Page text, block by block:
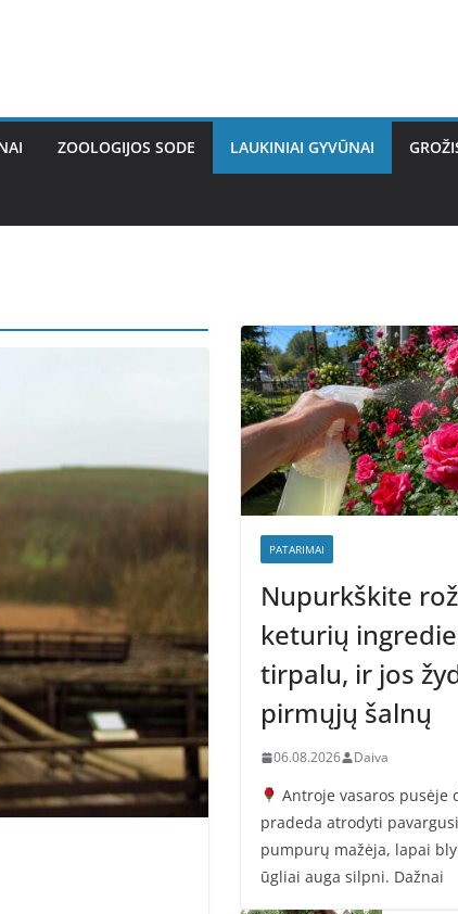
ZOOLOGIJOS SODE LAUKINIAI GYVŪNAI
PATARIMAI
Nupurkškite
keturių
tirpalu, ir jos
pirmųjų šalnų
06.08.2026 Daiva
Antroje vasaros pusėje
pradeda atrodyti
pumpurų mažėja, lapai
ūgliai auga silpni. Dažnai